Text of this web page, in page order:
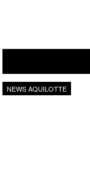
Vai al contenuto
NEWS AQUILOTTE